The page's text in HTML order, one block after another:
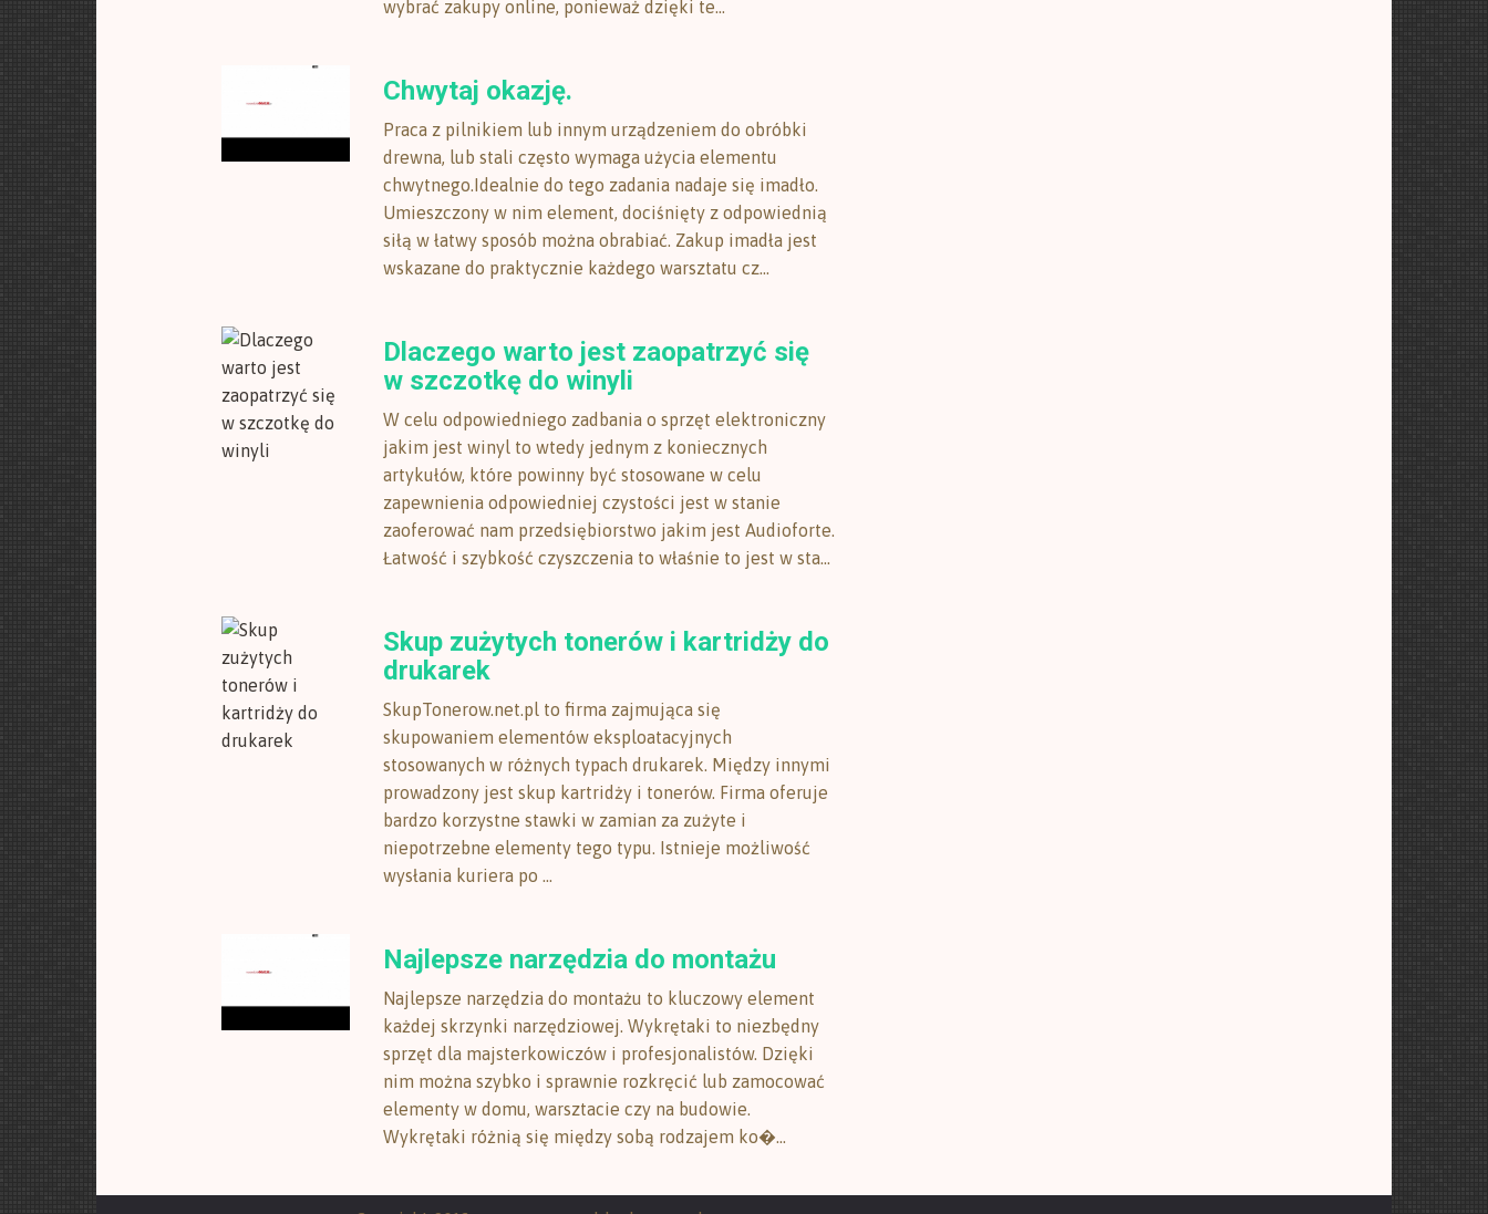
wybrać zakupy online, ponieważ dzięki te...
Chwytaj okazję.
Praca z pilnikiem lub innym urządzeniem do obróbki
drewna, lub stali często wymaga użycia elementu
chwytnego.Idealnie do tego zadania nadaje się imadło.
Umieszczony w nim element, dociśnięty z odpowiednią
siłą w łatwy sposób można obrabiać. Zakup imadła jest
wskazane do praktycznie każdego warsztatu cz...
Dlaczego warto jest zaopatrzyć się
w szczotkę do winyli
W celu odpowiedniego zadbania o sprzęt elektroniczny
jakim jest winyl to wtedy jednym z koniecznych
artykułów, które powinny być stosowane w celu
zapewnienia odpowiedniej czystości jest w stanie
zaoferować nam przedsiębiorstwo jakim jest Audioforte.
Łatwość i szybkość czyszczenia to właśnie to jest w sta...
Skup zużytych tonerów i kartridży do
drukarek
SkupTonerow.net.pl to firma zajmująca się
skupowaniem elementów eksploatacyjnych
stosowanych w różnych typach drukarek. Między innymi
prowadzony jest skup kartridży i tonerów. Firma oferuje
bardzo korzystne stawki w zamian za zużyte i
niepotrzebne elementy tego typu. Istnieje możliwość
wysłania kuriera po ...
Najlepsze narzędzia do montażu
Najlepsze narzędzia do montażu to kluczowy element
każdej skrzynki narzędziowej. Wykrętaki to niezbędny
sprzęt dla majsterkowiczów i profesjonalistów. Dzięki
nim można szybko i sprawnie rozkręcić lub zamocować
elementy w domu, warsztacie czy na budowie.
Wykrętaki różnią się między sobą rodzajem ko�...